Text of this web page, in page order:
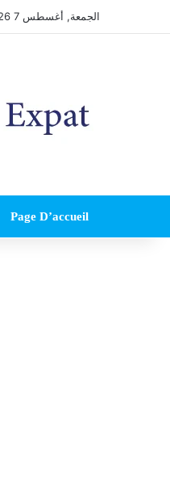
الجمعة, أغسطس 7 2026
Page D’accueil